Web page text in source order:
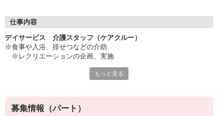
・ツクイ独自の福祉厚生制度でプライベートも充実
・子育て支援の福利厚生制度あり！子育てと仕事の両立を応援◎
・スタッフ何でも相談窓口やライフキャリア相談など、各相談窓
口あり
◇頑張った分、スタッフに還元！
・パートは特別手当の支給あり
仕事内容
デイサービス 介護スタッフ（ケアクルー）
※食事や入浴、排せつなどの介助
※レクリエーションの企画、実施
★＼サービス・職種の魅力／
「今私たちに求められていることは何だろう」「どんな工夫をした
もっと見る
募集情報（パート）